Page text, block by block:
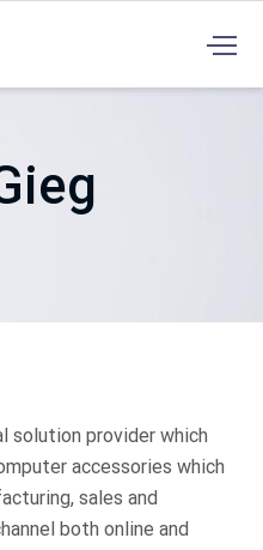
solution provider which
accessories which
sales and
both online and